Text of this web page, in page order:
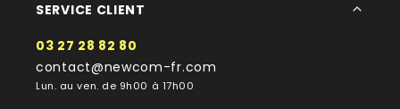
SERVICE CLIENT
03 27 28 82 80
contact@newcom-fr.com
Lun. au ven. de 9h00 à 17h00